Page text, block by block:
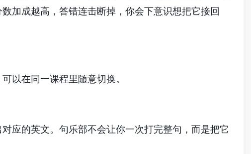
加成越高，答错连击断掉，你会下意识想把它接回
以在同一课程里随意切换。
应的英文。句乐部不会让你一次打完整句，而是把它